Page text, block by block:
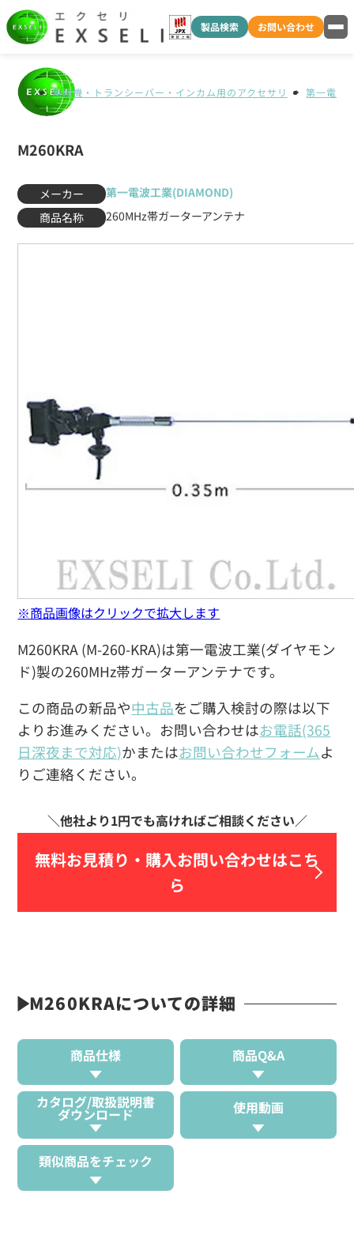
製品検索 お問い合わせ
無線機・トランシーバー・インカム用のアクセサリ 第一電波
M260KRA
メーカー
第一電波工業(DIAMOND)
商品名称
260MHz帯ガーターアンテナ
M260KRA (M-260-KRA)は第一電波工業(ダイヤモン
ド)製の260MHz帯ガーターアンテナです。
この商品の新品や中古品をご購入検討の際は以下
よりお進みください。お問い合わせはお電話(365
日深夜まで対応)かまたはお問い合わせフォームよ
りご連絡ください。
無料お見積り・ 購入お問い合わせはこち
ら
※商品画像はクリックで拡大します
M260KRAについての詳細
商品仕様 商品Q&A
カタログ/取扱説明書
ダウンロード 使用動画
類似商品をチェック